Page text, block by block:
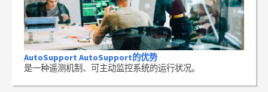
AutoSupport AutoSupport的优势
是一种遥测机制、可主动监控系统的运行状况。